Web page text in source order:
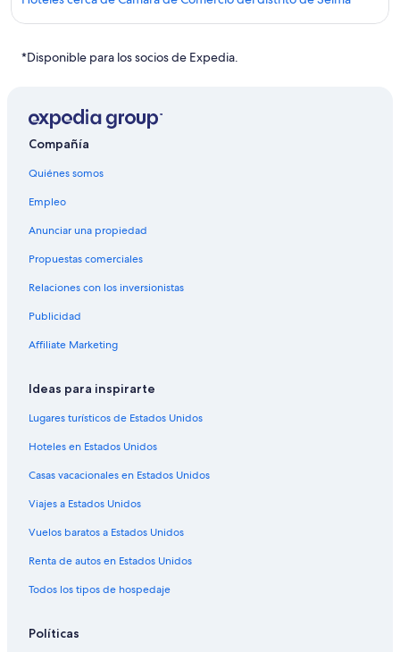
Apart-Hoteles en Armona
Hoteles en Armona
Apartamentos en Selma
Hoteles con spa en Selma
Marriott Hotels & Resorts en Selma
Hoteles de Motel 6 en Selma
Hoteles en Selma
Moteles en Selma
Hoteles en Hub
Hoteles en Riverdale
Hoteles cerca de Centro Comercial Hanford Mall
Hoteles cerca de Kings County Fairgrounds
Hoteles cerca de Parque Hidden Valley
Cabañas en Hanford
Casas de huéspedes en Hanford
Casas vacacionales en Hanford
Hoteles en la playa en Hanford
*Disponible para los socios de Expedia.
Compañía
Quiénes somos
Empleo
Anunciar una propiedad
Propuestas comerciales
Relaciones con los inversionistas
Publicidad
Affiliate Marketing
Ideas para inspirarte
Lugares turísticos de Estados Unidos
Hoteles en Estados Unidos
Casas vacacionales en Estados Unidos
Viajes a Estados Unidos
Vuelos baratos a Estados Unidos
Renta de autos en Estados Unidos
Todos los tipos de hospedaje
Políticas